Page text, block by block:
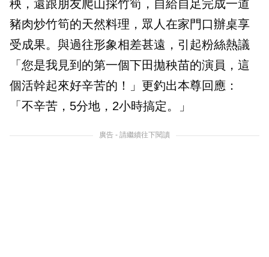
秧，還跟朋友爬山採竹筍，自給自足完成一道
豬肉炒竹筍的天然料理，眾人在家門口辦桌享
受成果。與過往形象相差甚遠，引起粉絲熱議
「您是我見到的第一個下田拋秧苗的演員，這
個活幹起來好辛苦的！」更釣出本尊回應：
「不辛苦，5分地，2小時搞定。」
廣告 - 請繼續往下閱讀